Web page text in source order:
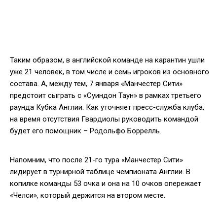
Таким образом, в английской команде на карантин ушли
уже 21 человек, в том числе и семь игроков из основного
состава. А, между тем, 7 января «Манчестер Сити»
предстоит сыграть с «Суиндон Таун» в рамках третьего
раунда Кубка Англии. Как уточняет пресс-служба клуба,
на время отсутствия Гвардиолы руководить командой
будет его помощник – Родольфо Боррелль.
Напомним, что после 21-го тура «Манчестер Сити»
лидирует в турнирной таблице чемпионата Англии. В
копилке команды 53 очка и она на 10 очков опережает
«Челси», который держится на втором месте.